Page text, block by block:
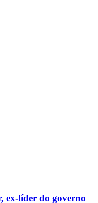
ex-líder do governo